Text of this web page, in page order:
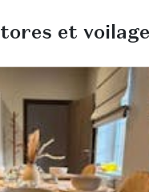
tores et voilage